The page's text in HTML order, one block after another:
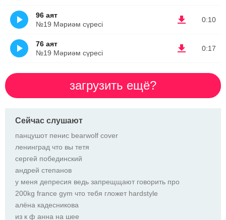
0:10
96 аят
№19 Мәриәм сүресі
0:17
76 аят
№19 Мәриәм сүресі
загрузить ещё?
Сейчас слушают
панцушот пенис bearwolf cover
ленинград что вы тетя
сергей побединский
андрей степанов
у меня депресия ведь запрещщают говорить про
200kg france gym что тебя гложет hardstyle
алёна кадесникова
из к ф анна на шее